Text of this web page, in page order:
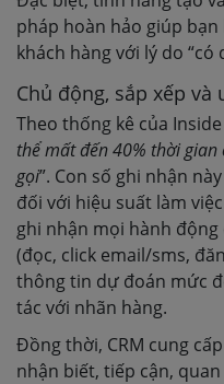
pháp hoàn hảo giúp bạn
khách hàng với lý do “có
Chủ động, sắp xếp
Theo thống kê của Inside
thể mất đến 40% thời
gọi”. Con số ghi nhận
đối với hiệu suất làm
ghi nhận mọi hành
(đọc, click email/sms,
thông tin dự đoán mức
tác với nhãn hàng.
Đồng thời, CRM cung
nhận biết, tiếp cận,